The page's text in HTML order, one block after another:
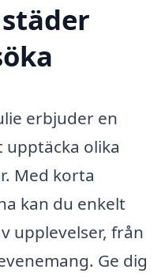
erbjuder en
olika
Med korta
kan du enkelt
upplevelser, från
Ge dig